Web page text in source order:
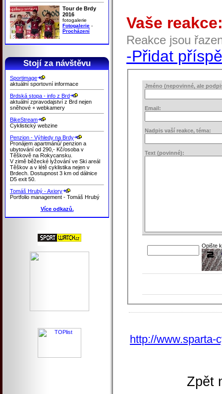
Tour de Brdy
2016
fotogalerie
Fotogalerie -
Procházení
Stojí za návštěvu
Sportimage
aktuální sportovní informace
Brdská stopa - info z Brd
aktuální zpravodajství z Brd nejen
sněhové + webkamery
BikeStream
Cyklistický webzine
Penzion - Výhledy na Brdy
Pronájem apartmánů/ penzion a
ubytování od 290,- Kč/osoba v
Těškově na Rokycansku.
V zimě běžecké lyžování ve Ski areál
Těškov a v létě cyklistika nejen v
Brdech. Dostupnost 3 km od dálnice
D5 exit 50.
Tomáš Hrubý - Axiory
Portfolio management - Tomáš Hrubý
Více odkazů.
Vaše
Reakce jsou
-Přidat
Jméno (nepovinné, ale
Email:
Nadpis vaší reakce, téma:
Text (povinné):
Opište
http://www.sparta-
Zpět